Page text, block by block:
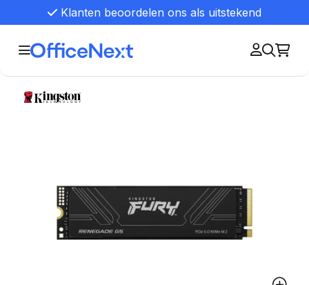
Klanten beoordelen ons als uitstekend